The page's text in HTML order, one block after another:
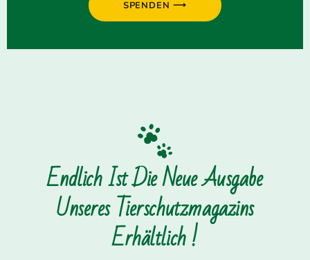
SPENDEN ⟶
Endlich Ist Die Neue Ausgabe
Unseres Tierschutzmagazins
Erhältlich !